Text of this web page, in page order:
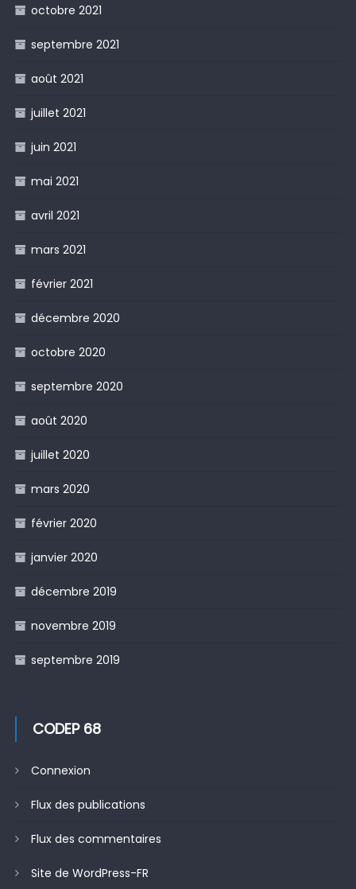
octobre 2021
septembre 2021
août 2021
juillet 2021
juin 2021
mai 2021
avril 2021
mars 2021
février 2021
décembre 2020
octobre 2020
septembre 2020
août 2020
juillet 2020
mars 2020
février 2020
janvier 2020
décembre 2019
novembre 2019
septembre 2019
CODEP 68
Connexion
Flux des publications
Flux des commentaires
Site de WordPress-FR